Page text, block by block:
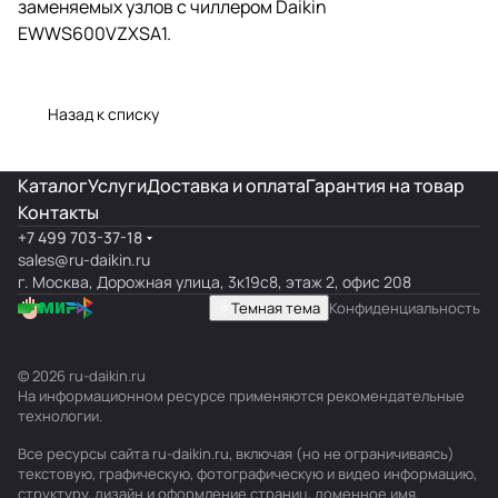
заменяемых узлов с чиллером Daikin
EWWS600VZXSA1.
Назад к списку
КаталогУслугиДоставка и оплатаГарантия на товар
Контакты
+7 499 703-37-18
sales@ru-daikin.ru
г. Москва, Дорожная улица, 3к19с8, этаж 2, офис 208
Темная тема Конфиденциальность
© 2026 ru-daikin.ru
На информационном ресурсе применяются рекомендательные
технологии.
Все ресурсы сайта ru-daikin.ru, включая (но не ограничиваясь)
текстовую, графическую, фотографическую и видео информацию,
структуру, дизайн и оформление страниц, доменное имя,